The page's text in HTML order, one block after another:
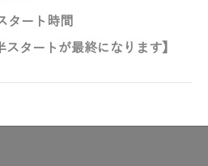
タート時間
スタートが最終になります】